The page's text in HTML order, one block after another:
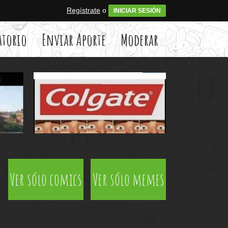
Regístrate o INICIAR SESIÓN
Enviar Aporte Moderar
Ver sólo comics Ver sólo memes